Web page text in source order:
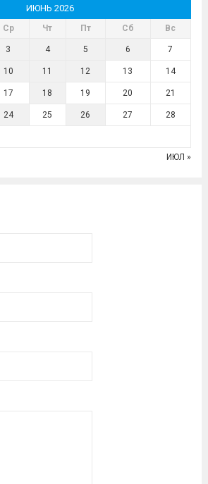
ИЮНЬ 2026
Ср Чт Пт Сб Вс
3 4 5 6 7
10 11 12 13 14
17 18 19 20 21
24 25 26 27 28
ИЮЛ »